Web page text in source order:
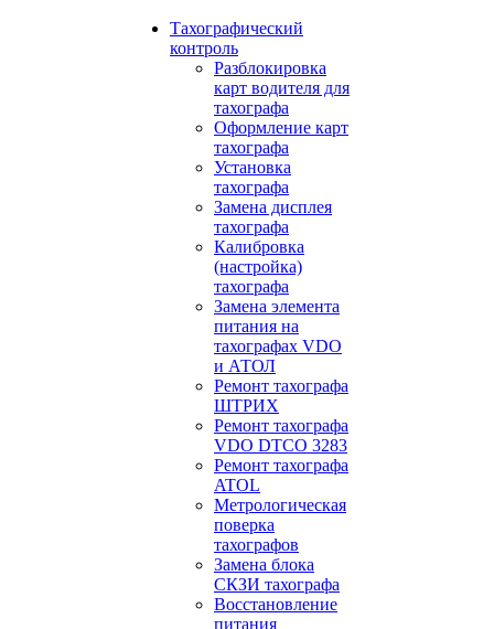
Тахографический
контроль
Разблокировка
карт водителя для
тахографа
Оформление карт
тахографа
Установка
тахографа
Замена дисплея
тахографа
Калибровка
(настройка)
тахографа
Замена элемента
питания на
тахографах VDO
и АТОЛ
Ремонт тахографа
ШТРИХ
Ремонт тахографа
VDO DTCO 3283
Ремонт тахографа
ATOL
Метрологическая
поверка
тахографов
Замена блока
СКЗИ тахографа
Восстановление
питания